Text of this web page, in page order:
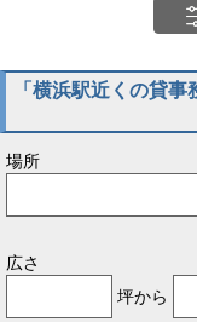
「横浜駅近くの貸
場所
広さ
坪から